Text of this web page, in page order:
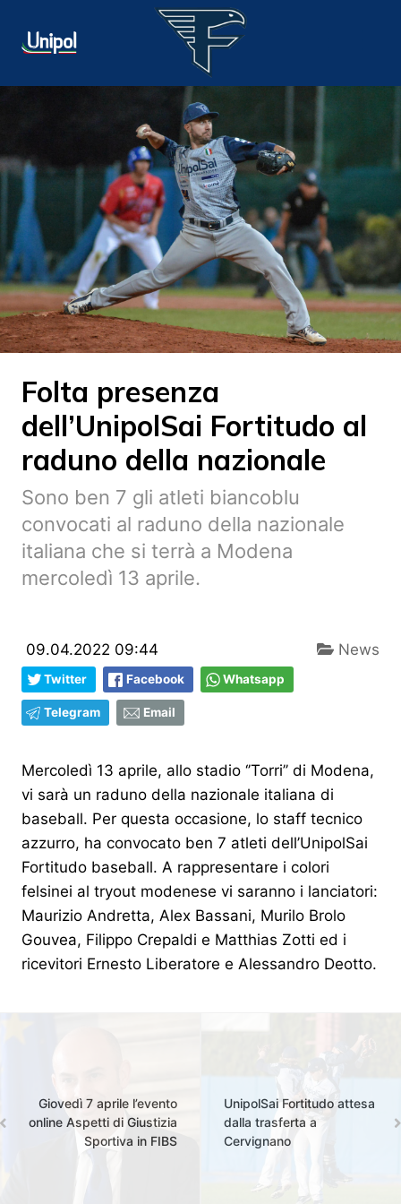
Folta presenza
dell’UnipolSai Fortitudo al
raduno della nazionale
Sono ben 7 gli atleti biancoblu
convocati al raduno della nazionale
italiana che si terrà a Modena
mercoledì 13 aprile.
09.04.2022 09:44 News
Twitter Facebook Whatsapp
Telegram Email
Mercoledì 13 aprile, allo stadio ‘’Torri’’ di Modena,
vi sarà un raduno della nazionale italiana di
baseball. Per questa occasione, lo staff tecnico
azzurro, ha convocato ben 7 atleti dell’UnipolSai
Fortitudo baseball. A rappresentare i colori
felsinei al tryout modenese vi saranno i lanciatori:
Maurizio Andretta, Alex Bassani, Murilo Brolo
Gouvea, Filippo Crepaldi e Matthias Zotti ed i
ricevitori Ernesto Liberatore e Alessandro Deotto.
Giovedì 7 aprile l’evento
online Aspetti di Giustizia
Sportiva in FIBS
UnipolSai Fortitudo attesa
dalla trasferta a
Cervignano